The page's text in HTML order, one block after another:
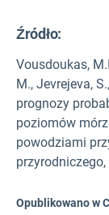
Źródło:
Vousdoukas,
M., Jevrejeva,
prognozy
poziomów
powodziami
Opublikowano w